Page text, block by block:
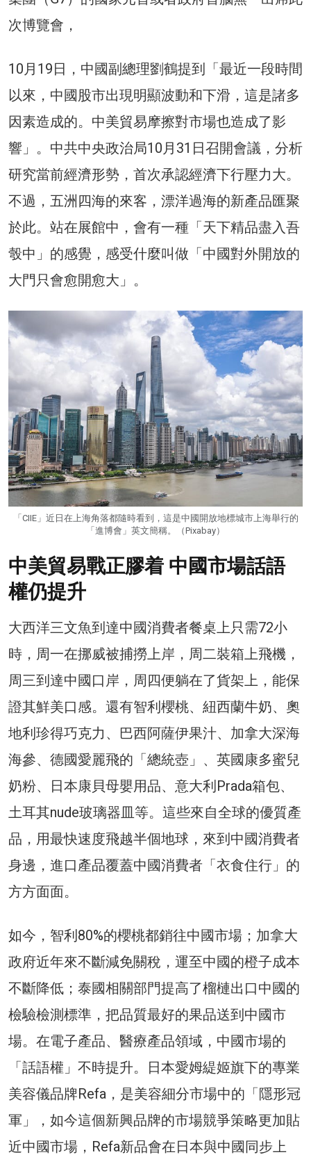
次博覽會，
10月19日，中國副總理劉鶴提到「最近一段時間
以來，中國股市出現明顯波動和下滑，這是諸多
因素造成的。中美貿易摩擦對市場也造成了影
響」。中共中央政治局10月31日召開會議，分析
研究當前經濟形勢，首次承認經濟下行壓力大。
不過，五洲四海的來客，漂洋過海的新產品匯聚
於此。站在展館中，會有一種「天下精品盡入吾
彀中」的感覺，感受什麼叫做「中國對外開放的
大門只會愈開愈大」。
「CIIE」近日在上海角落都隨時看到，這是中國開放地標城市上海舉行的
「進博會」英文簡稱。（Pixabay）
中美貿易戰正膠着 中國市場話語
權仍提升
大西洋三文魚到達中國消費者餐桌上只需72小
時，周一在挪威被捕撈上岸，周二裝箱上飛機，
周三到達中國口岸，周四便躺在了貨架上，能保
證其鮮美口感。還有智利櫻桃、紐西蘭牛奶、奧
地利珍得巧克力、巴西阿薩伊果汁、加拿大深海
海參、德國愛麗飛的「總統壺」、英國康多蜜兒
奶粉、日本康貝母嬰用品、意大利Prada箱包、
土耳其nude玻璃器皿等。這些來自全球的優質產
品，用最快速度飛越半個地球，來到中國消費者
身邊，進口產品覆蓋中國消費者「衣食住行」的
方方面面。
如今，智利80%的櫻桃都銷往中國市場；加拿大
政府近年來不斷減免關稅，運至中國的橙子成本
不斷降低；泰國相關部門提高了榴槤出口中國的
檢驗檢測標準，把品質最好的果品送到中國市
場。在電子產品、醫療產品領域，中國市場的
「話語權」不時提升。日本愛姆緹姬旗下的專業
美容儀品牌Refa，是美容細分市場中的「隱形冠
軍」，如今這個新興品牌的市場競爭策略更加貼
近中國市場，Refa新品會在日本與中國同步上